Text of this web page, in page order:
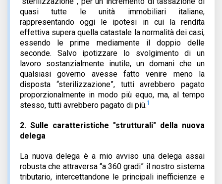
quasi tutte le unità immobiliari italiane,
rappresentando oggi le ipotesi in cui la rendita
effettiva supera quella catastale la normalità dei casi,
essendo le prime mediamente il doppio delle
seconde. Salvo ipotizzare lo svolgimento di un
lavoro sostanzialmente inutile, un domani che un
qualsiasi governo avesse fatto venire meno la
disposta “sterilizzazione”, tutti avrebbero pagato
proporzionalmente in modo più equo, ma, al tempo
stesso, tutti avrebbero pagato di più.1
2. Sulle caratteristiche "strutturali" della nuova
delega
La nuova delega è a mio avviso una delega assai
robusta che attraversa “a 360 gradi” il nostro sistema
tributario, intercettandone le principali inefficienze e